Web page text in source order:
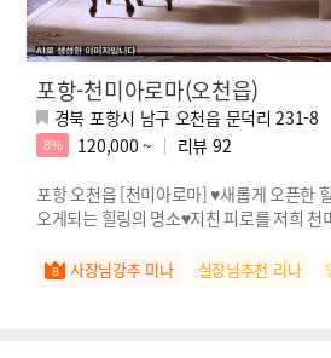
포항-천미아로마(오천읍)
경북 포항시 남구 오천읍 문덕리 231-8
8% 120,000 ~ 리뷰 92
포항 오천읍 [천미아로마] ♥새롭게 오픈한
오게되는 힐링의 명소♥지친 피로를 저희
사장님강추 미나 실장님추천 리나